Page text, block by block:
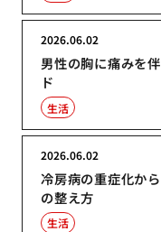
男性の胸に痛みを
ド
2026.06.02
生活
冷房病の重症化か
の整え方
2026.06.02
生活